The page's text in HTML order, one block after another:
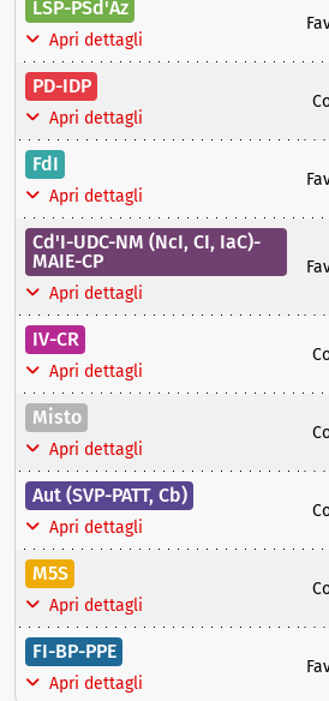
LSP-PSd'Az
Apri dettagli
PD-IDP
Apri dettagli
FdI
Apri dettagli
Cd'I-UDC-NM (NcI, CI, IaC)-
MAIE-CP
Apri dettagli
IV-CR
Apri dettagli
Misto
Apri dettagli
Aut (SVP-PATT, Cb)
Apri dettagli
M5S
Apri dettagli
FI-BP-PPE
Apri dettagli